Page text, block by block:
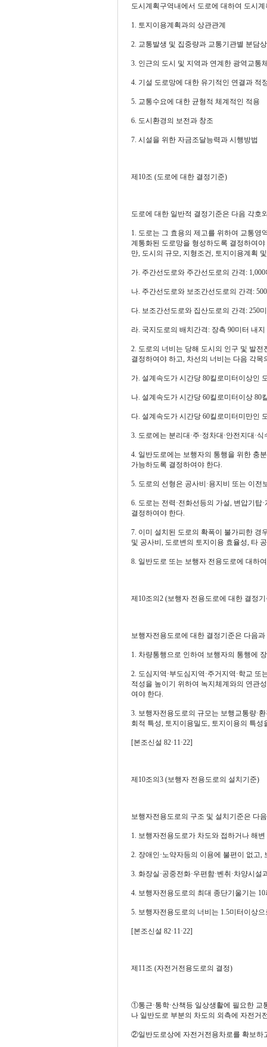
도시계획구역내에서 도로에 대하여 도시
1. 토지이용계획과의 상관관계
2. 교통발생 및 집중량과 교통기관별 분담
3. 인근의 도시 및 지역과 연계한 광역교통
4. 기설 도로망에 대한 유기적인 연결과 적
5. 교통수요에 대한 균형적 체계적인 적용
6. 도시환경의 보전과 창조
7. 시설을 위한 자금조달능력과 시행방법
제10조 (도로에 대한 결정기준)
도로에 대한 일반적 결정기준은 다음 각호와
1. 도로는 그 효용의 제고를 위하여 교통영
계통화된 도로망을 형성하도록 결정하여
만, 도시의 규모, 지형조건, 토지이용계획
가. 주간선도로와 주간선도로의 간격:
나. 주간선도로와 보조간선도로의 간격:
다. 보조간선도로와 집산도로의 간격: 250
라. 국지도로의 배치간격: 장측 90미터 내
2. 도로의 너비는 당해 도시의 인구 및 발
결정하여야 하고, 차선의 너비는 다음 각
가. 설계속도가 시간당 80킬로미터이상인
나. 설계속도가 시간당 60킬로미터이상 80
다. 설계속도가 시간당 60킬로미터미만인
3. 도로에는 분리대·주·정차대·안전지대·
4. 일반도로에는 보행자의 통행을 위한 충
가능하도록 결정하여야 한다.
5. 도로의 선형은 공사비·용지비 또는 이
6. 도로는 전력·전화선등의 가설, 변압기
결정하여야 한다.
7. 이미 설치된 도로의 확폭이 불가피한 경
및 공사비, 도로변의 토지이용 효율성, 타
8. 일반도로 또는 보행자 전용도로에 대하
제10조의2 (보행자 전용도로에 대한 결정기
보행자전용도로에 대한 결정기준은 다음과
1. 차량통행으로 인하여 보행자의 통행에
2. 도심지역·부도심지역·주거지역·학교
적성을 높이기 위하여 녹지체계와의 연관
여야 한다.
3. 보행자전용도로의 규모는 보행교통량·
회적 특성, 토지이용밀도, 토지이용의 특성
[본조신설 82·11·22]
제10조의3 (보행자 전용도로의 설치기준)
보행자전용도로의 구조 및 설치기준은 다음
1. 보행자전용도로가 차도와 접하거나 해
2. 장애인·노약자등의 이용에 불편이 없고
3. 화장실·공중전화·우편함·벤취·차양시
4. 보행자전용도로의 최대 종단기울기는
5. 보행자전용도로의 너비는 1.5미터이상
[본조신설 82·11·22]
제11조 (자전거전용도로의 결정)
①통근·통학·산책등 일상생활에 필요한 교
나 일반도로 부분의 차도의 외측에 자전거
②일반도로상에 자전거전용차로를 확보하